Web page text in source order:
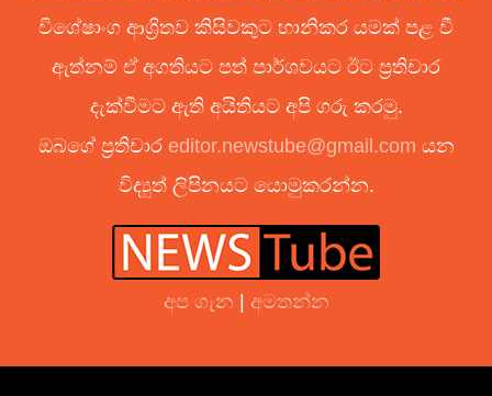
විශේෂාංග ආශ්‍රිතව කිසිවකුට හානිකර යමක් පළ වී
ඇත්නම් ඒ අගතියට පත් පාර්ශවයට ඊට ප්‍රතිචාර
දැක්වීමට ඇති අයිතියට අපි ගරු කරමු.
ඔබගේ ප්‍රතිචාර editor.newstube@gmail.com යන
විද්‍යුත් ලිපිනයට යොමුකරන්න.
අප ගැන | අමතන්න